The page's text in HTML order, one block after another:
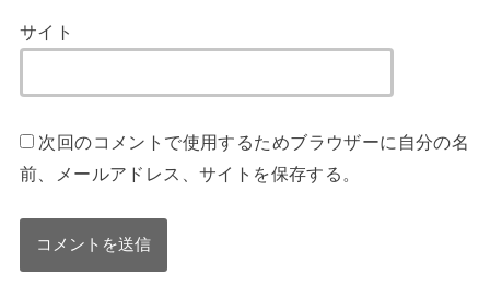
サイト
次回のコメントで使用するためブラウザーに自分の名
前、メールアドレス、サイトを保存する。